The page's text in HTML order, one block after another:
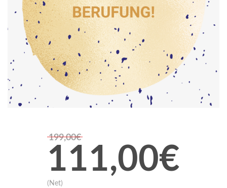
199,00€
111,00€
(Net)